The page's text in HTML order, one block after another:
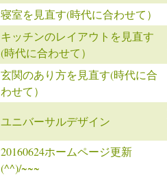
寝室を見直す(時代に合わせて）
キッチンのレイアウトを見直す
(時代に合わせて）
玄関のあり方を見直す(時代に合
わせて）
ユニバーサルデザイン
20160624ホームページ更新
(^^)/~~~